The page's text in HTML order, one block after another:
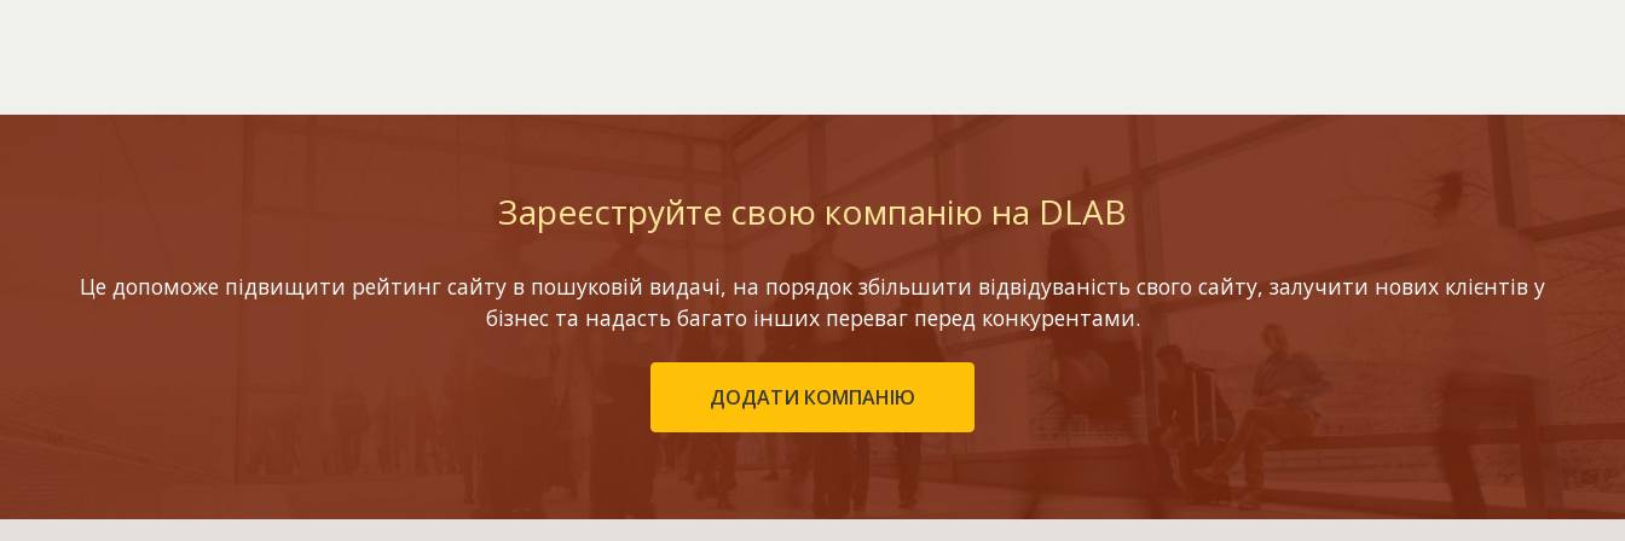
Зареєструйте свою компанію на DLAB
Це допоможе підвищити рейтинг сайту в пошуковій видачі, на порядок збільшити відвідуваність свого сайту, залучити нових клієнтів у
бізнес та надасть багато інших переваг перед конкурентами.
ДОДАТИ КОМПАНІЮ